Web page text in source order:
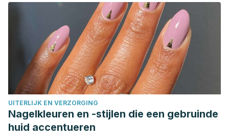
UITERLIJK EN VERZORGING
Nagelkleuren en -stijlen die een gebruinde
huid accentueren